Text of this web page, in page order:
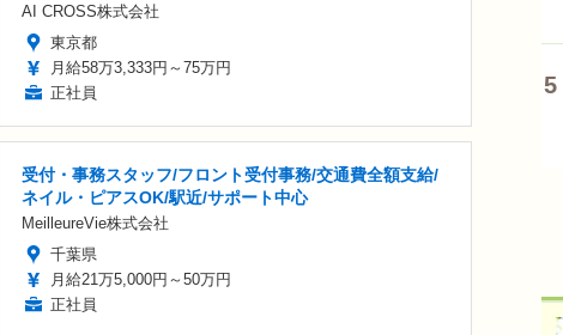
AI CROSS株式会社
東京都
月給58万3,333円～75万円
正社員
受付・事務スタッフ/フロント受付事務/交通費全額支給/
ネイル・ピアスOK/駅近/サポート中心
MeilleureVie株式会社
千葉県
月給21万5,000円～50万円
正社員